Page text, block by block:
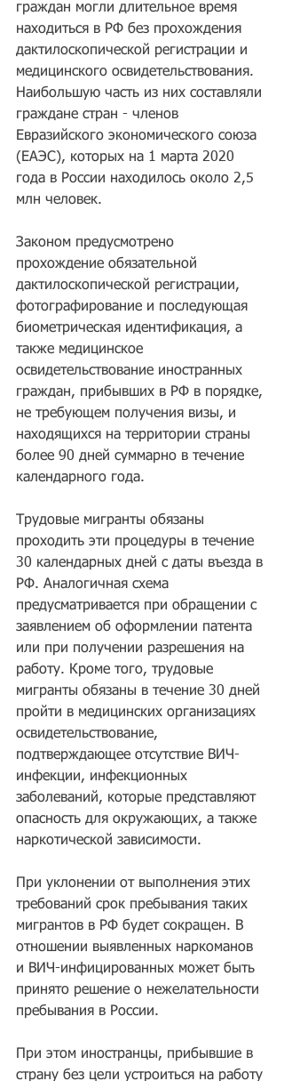
граждан могли длительное время
находиться в РФ без прохождения
дактилоскопической регистрации и
медицинского освидетельствования.
Наибольшую часть из них составляли
граждане стран - членов
Евразийского экономического союза
(ЕАЭС), которых на 1 марта 2020
года в России находилось около 2,5
млн человек.
Законом предусмотрено
прохождение обязательной
дактилоскопической регистрации,
фотографирование и последующая
биометрическая идентификация, а
также медицинское
освидетельствование иностранных
граждан, прибывших в РФ в порядке,
не требующем получения визы, и
находящихся на территории страны
более 90 дней суммарно в течение
календарного года.
Трудовые мигранты обязаны
проходить эти процедуры в течение
30 календарных дней с даты въезда в
РФ. Аналогичная схема
предусматривается при обращении с
заявлением об оформлении патента
или при получении разрешения на
работу. Кроме того, трудовые
мигранты обязаны в течение 30 дней
пройти в медицинских организациях
освидетельствование,
подтверждающее отсутствие ВИЧ-
инфекции, инфекционных
заболеваний, которые представляют
опасность для окружающих, а также
наркотической зависимости.
При уклонении от выполнения этих
требований срок пребывания таких
мигрантов в РФ будет сокращен. В
отношении выявленных наркоманов
и ВИЧ-инфицированных может быть
принято решение о нежелательности
пребывания в России.
При этом иностранцы, прибывшие в
страну без цели устроиться на работу